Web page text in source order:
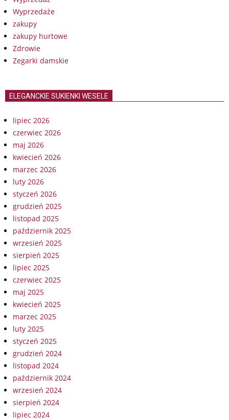
Wyprzedaże
zakupy
zakupy hurtowe
Zdrowie
Zegarki damskie
ELEGANCKIE SUKIENKI WESELE
lipiec 2026
czerwiec 2026
maj 2026
kwiecień 2026
marzec 2026
luty 2026
styczeń 2026
grudzień 2025
listopad 2025
październik 2025
wrzesień 2025
sierpień 2025
lipiec 2025
czerwiec 2025
maj 2025
kwiecień 2025
marzec 2025
luty 2025
styczeń 2025
grudzień 2024
listopad 2024
październik 2024
wrzesień 2024
sierpień 2024
lipiec 2024